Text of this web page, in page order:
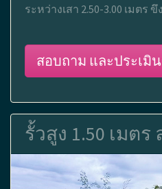
ระหว่างเสา 2.50-3.00 เมตร
สอบถาม และประเมิ
รั้วสูง 1.50 เมตร